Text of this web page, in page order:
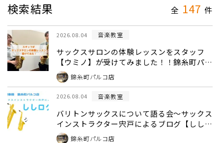
検索結果 全 147 件
2026.08.04 音楽教室
サックスサロンの体験レッスンをスタッフ
【ウミノ】が受けてみました！！錦糸町パル
コ店錦糸町パルコ店
2026.08.04 音楽教室
バリトンサックスについて語る会～サックス
インストラクター宍戸によるブログ【ししロ
グ】第4回～
錦糸町パルコ店